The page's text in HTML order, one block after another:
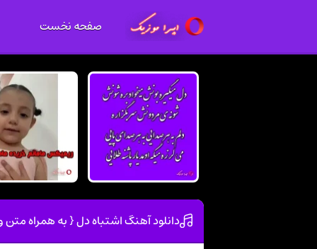
صفحه نخست
دانلود آهنگ اشتباه دل { به همراه